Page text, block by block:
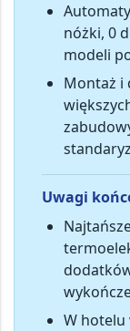
nóżki, 0
modeli
Montaż i
Uwagi
W